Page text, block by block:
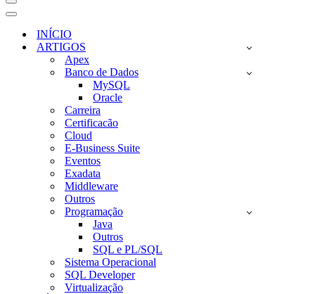
Menu
de
navegação
Menu
navegaçãoINÍCIO
ARTIGOS
Apex
Banco de Dados
MySQL
Oracle
Carreira
Certificacão
Cloud
E-Business Suite
Eventos
Exadata
Middleware
Outros
Programação
Java
Outros
SQL e PL/SQL
Sistema Operacional
SQL Developer
Virtualização